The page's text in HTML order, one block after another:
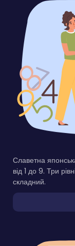
Славетна
від 1 до 9. Три
складний.